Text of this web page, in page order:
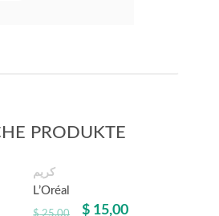
PRODUKTE
كريم
L’Oréal
$ 15,00